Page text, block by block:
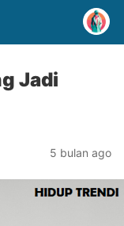
Jadi
5 bulan ago